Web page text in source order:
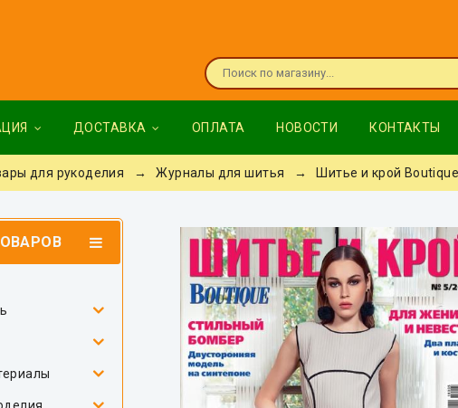
ДОСТАВКА ОПЛАТА НОВОСТИ КОНТАКТЫ
для рукоделия →Журналы для шитья → Шитье и крой